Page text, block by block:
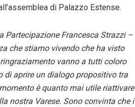
di Palazzo Estense.
Partecipazione Francesca Strazzi –
che stiamo vivendo che ha visto
vanno a tutti coloro
di aprire un dialogo propositivo tra
è quanto mai utile riattivare
nostra Varese. Sono convinta che i